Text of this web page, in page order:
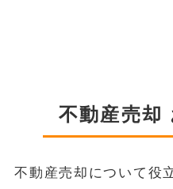
不動産売却
不動産売却について役